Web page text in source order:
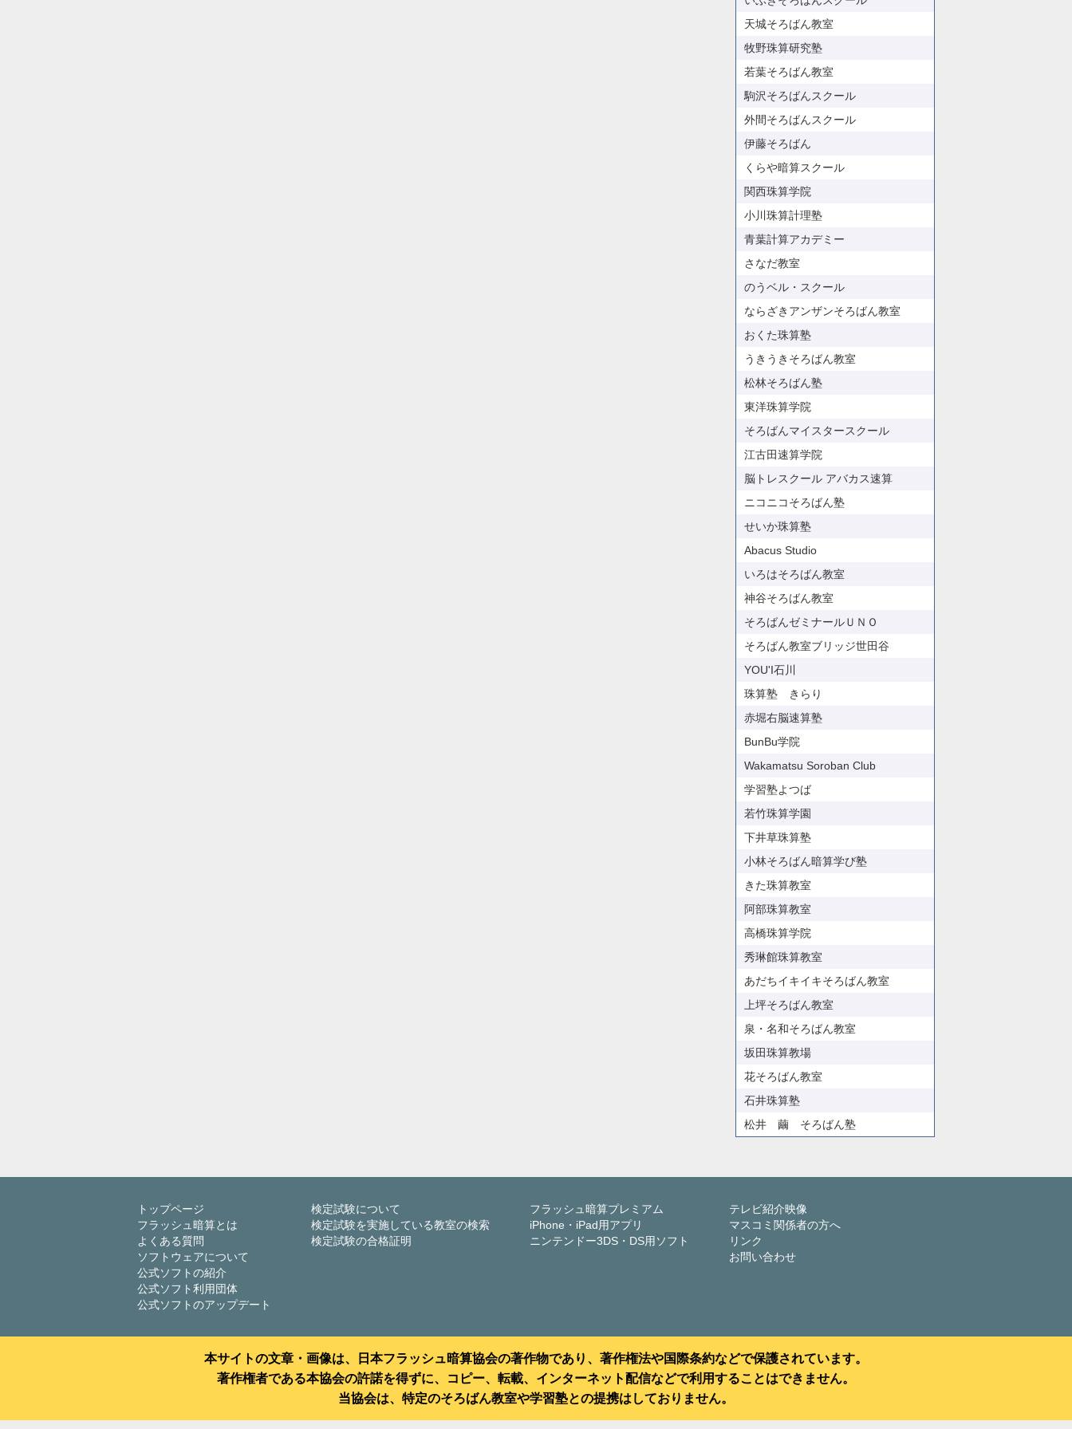
天城そろばん教室
牧野珠算研究塾
若葉そろばん教室
駒沢そろばんスクール
外間そろばんスクール
伊藤そろばん
くらや暗算スクール
関西珠算学院
小川珠算計理塾
青葉計算アカデミー
さなだ教室
のうベル・スクール
ならざきアンザンそろばん教室
おくた珠算塾
うきうきそろばん教室
松林そろばん塾
東洋珠算学院
そろばんマイスタースクール
江古田速算学院
脳トレスクール アバカス速算
ニコニコそろばん塾
せいか珠算塾
Abacus Studio
いろはそろばん教室
神谷そろばん教室
そろばんゼミナールＵＮＯ
そろばん教室ブリッジ世田谷
YOU'I石川
珠算塾 きらり
赤堀右脳速算塾
BunBu学院
Wakamatsu Soroban Club
学習塾よつば
若竹珠算学園
下井草珠算塾
小林そろばん暗算学び塾
きた珠算教室
阿部珠算教室
高橋珠算学院
秀琳館珠算教室
あだちイキイキそろばん教室
上坪そろばん教室
泉・名和そろばん教室
坂田珠算教場
花そろばん教室
石井珠算塾
松井 繭 そろばん塾
トップページ
フラッシュ暗算とは
よくある質問
ソフトウェアについて
公式ソフトの紹介
公式ソフト利用団体
公式ソフトのアップデート
検定試験について
検定試験を実施している教室の検索
検定試験の合格証明
フラッシュ暗算プレミアム
iPhone・iPad用アプリ
ニンテンドー3DS・DS用ソフト
テレビ紹介映像
マスコミ関係者の方へ
リンク
お問い合わせ
本サイトの文章・画像は、日本フラッシュ暗算協会の著作物であり、著作権法や国際条約などで保護されています。
著作権者である本協会の許諾を得ずに、コピー、転載、インターネット配信などで利用することはできません。
当協会は、特定のそろばん教室や学習塾との提携はしておりません。